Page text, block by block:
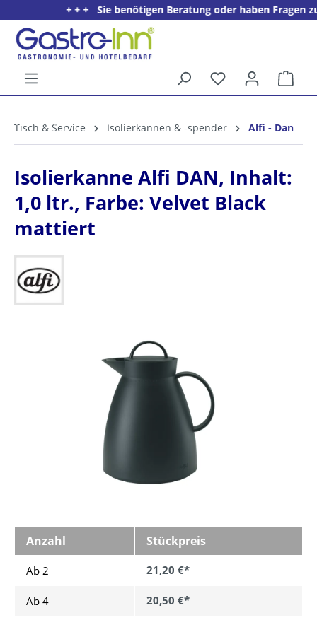
springen+ + + Sie benötigen Beratung oder haben Fragen
Willkommens­rabatt**
Tisch & Service Isolierkannen & -spender Alfi - Dan
Isolierkanne Alfi DAN, Inhalt:
1,0 ltr., Farbe: Velvet Black
mattiert
Bildergalerie überspringen
Anzahl Stückpreis
Ab 2 21,20 €*
Ab 4 20,50 €*